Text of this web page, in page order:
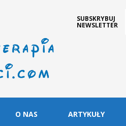
SUBSKRYBUJ
NEWSLETTER
O NAS ARTYKUŁY